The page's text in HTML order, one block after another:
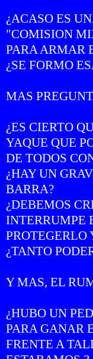
¿ACASO ES
"COMISION
PARA ARMAR
¿SE FORMO
MAS
¿ES CIERTO
YAQUE QUE
DE TODOS
¿HAY UN
BARRA?
¿DEBEMOS
INTERRUMPE
PROTEGERLO
¿TANTO
Y MAS, EL
¿HUBO UN
PARA GANAR
FRENTE A